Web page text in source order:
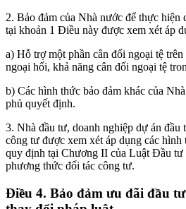
2. Bảo đảm của Nhà nước để thực hiện
tại khoản 1 Điều này được xem xét áp
a) Hỗ trợ một phần cân đối ngoại tệ
ngoại hối, khả năng cân đối ngoại tệ
b) Các hình thức bảo đảm khác của
phủ quyết định.
3. Nhà đầu tư, doanh nghiệp dự án
công tư được xem xét áp dụng các hình
quy định tại Chương II của Luật Đầu tư
phương thức đối tác công tư.
Điều 4. Bảo đảm ưu đãi đầu